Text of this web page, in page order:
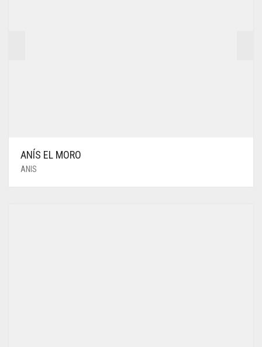
ANÍS EL MORO
ANIS